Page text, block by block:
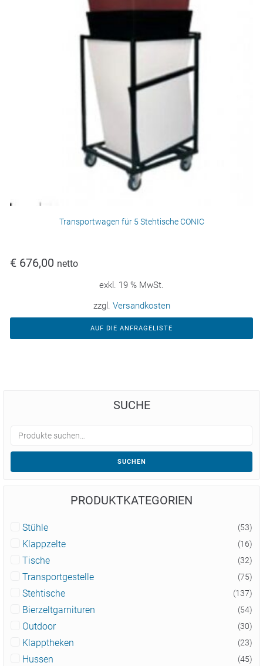
Transportwagen für 5 Stehtische CONIC
€ 676,00 netto
exkl. 19 % MwSt.
zzgl. Versandkosten
AUF DIE ANFRAGELISTE
SUCHE
SUCHEN
PRODUKTKATEGORIEN
Stühle (53)
Klappzelte (16)
Tische (32)
Transportgestelle (75)
Stehtische (137)
Bierzeltgarnituren (54)
Outdoor (30)
Klapptheken (23)
Hussen (45)